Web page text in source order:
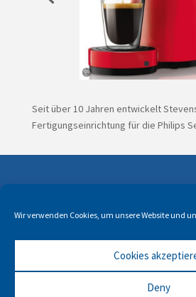
Wir verwenden Cookies, um unsere Website und
Cookies
Deny
Seit über 10 Jahren entwickelt
Fertigungseinrichtung für die Philips
©